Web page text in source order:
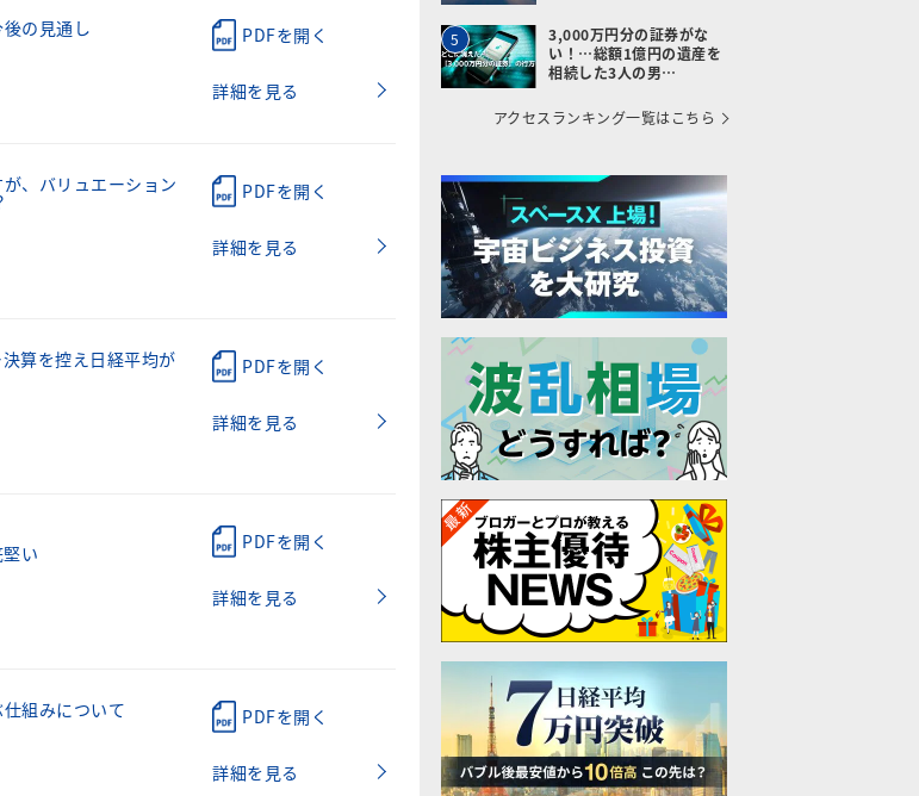
の見通し
PDFを開く
詳細を見る
、バリュエーション
PDFを開く
詳細を見る
算を控え日経平均が
PDFを開く
詳細を見る
い
PDFを開く
詳細を見る
組みについて
PDFを開く
詳細を見る
5
3,000万円分の証券がな
い！…総額1億円の遺産を
相続した3人の男…
アクセスランキング一覧はこちら